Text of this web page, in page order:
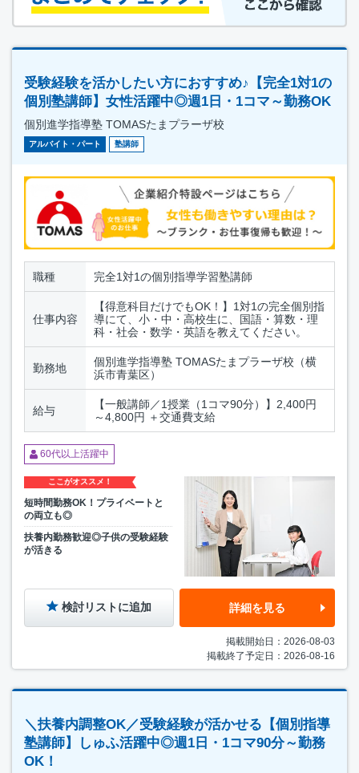
受験経験を活かしたい方におすすめ♪【完全1対1の
個別塾講師】女性活躍中◎週1日・1コマ～勤務OK
個別進学指導塾 TOMASたまプラーザ校
アルバイト・パート 塾講師
職種 完全1対1の個別指導学習塾講師
仕事内容
【得意科目だけでもOK！】1対1の完全個別指
導にて、小・中・高校生に、国語・算数・理
科・社会・数学・英語を教えてください。
勤務地
個別進学指導塾 TOMASたまプラーザ校（横
浜市青葉区）
給与
【一般講師／1授業（1コマ90分）】2,400円
～4,800円 ＋交通費支給
60代以上活躍中
ここがオススメ！
短時間勤務OK！プライベートと
の両立も◎
扶養内勤務歓迎◎子供の受験経験
が活きる
検討リストに追加 詳細を見る
掲載開始日：2026-08-03
掲載終了予定日：2026-08-16
＼扶養内調整OK／受験経験が活かせる【個別指導
塾講師】しゅふ活躍中◎週1日・1コマ90分～勤務
OK！